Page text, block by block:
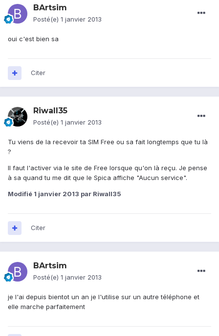
BArtsim
Posté(e) 1 janvier 2013
oui c'est bien sa
Citer
Riwall35
Posté(e) 1 janvier 2013
Tu viens de la recevoir ta SIM Free ou sa fait longtemps que tu là
?
Il faut l'activer via le site de Free lorsque qu'on là reçu. Je pense
à sa quand tu me dit que le Spica affiche "Aucun service".
Modifié 1 janvier 2013 par Riwall35
Citer
BArtsim
Posté(e) 1 janvier 2013
je l'ai depuis bientot un an je l'utilise sur un autre téléphone et
elle marche parfaitement